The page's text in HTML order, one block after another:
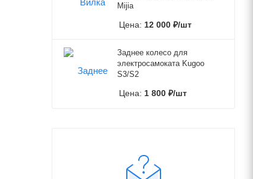
Mijia
Цена: 12 000 ₽/шт
Заднее колесо для
электросамоката Kugoo
S3/S2
Цена: 1 800 ₽/шт